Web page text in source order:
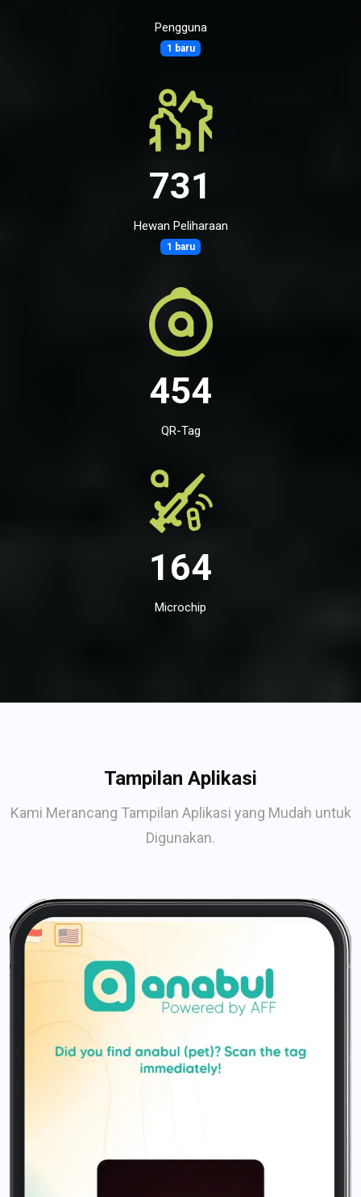
Pengguna
1 baru
731
Hewan Peliharaan
1 baru
454
QR-Tag
164
Microchip
Tampilan Aplikasi
Kami Merancang Tampilan Aplikasi yang Mudah untuk
Digunakan.